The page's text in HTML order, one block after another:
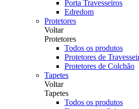
Porta Travesseiros
Edredom
Protetores
Voltar
Protetores
Todos os produtos
Protetores de
Protetores de Colchão
Tapetes
Voltar
Tapetes
Todos os produtos